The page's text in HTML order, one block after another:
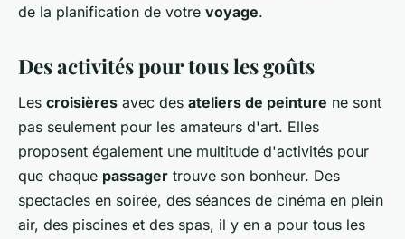
de la planification de votre voyage.
Des activités pour tous les goûts
Les croisières avec des ateliers de peinture ne sont
pas seulement pour les amateurs d'art. Elles
proposent également une multitude d'activités pour
que chaque passager trouve son bonheur. Des
spectacles en soirée, des séances de cinéma en plein
air, des piscines et des spas, il y en a pour tous les